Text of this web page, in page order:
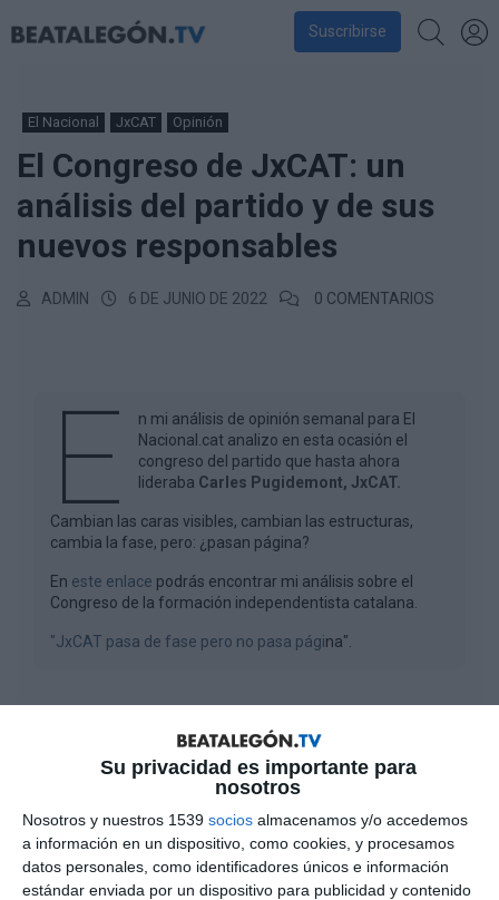
Su privacidad es importante para
nosotros
Nosotros y nuestros 1539 socios almacenamos y/o accedemos
a información en un dispositivo, como cookies, y procesamos
datos personales, como identificadores únicos e información
estándar enviada por un dispositivo para publicidad y contenido
Suscribirse
El Nacional JxCAT Opinión
El Congreso de JxCAT: un
análisis del partido y de sus
nuevos responsables
ADMIN 6 DE JUNIO DE 2022 0 COMENTARIOS
E
n mi análisis de opinión semanal para El
Nacional.cat analizo en esta ocasión el
congreso del partido que hasta ahora
lideraba Carles Pugidemont, JxCAT.
Cambian las caras visibles, cambian las estructuras,
cambia la fase, pero: ¿pasan página?
En este enlace podrás encontrar mi análisis sobre el
Congreso de la formación independentista catalana.
"JxCAT pasa de fase pero no pasa página".
JxCAT Opinión